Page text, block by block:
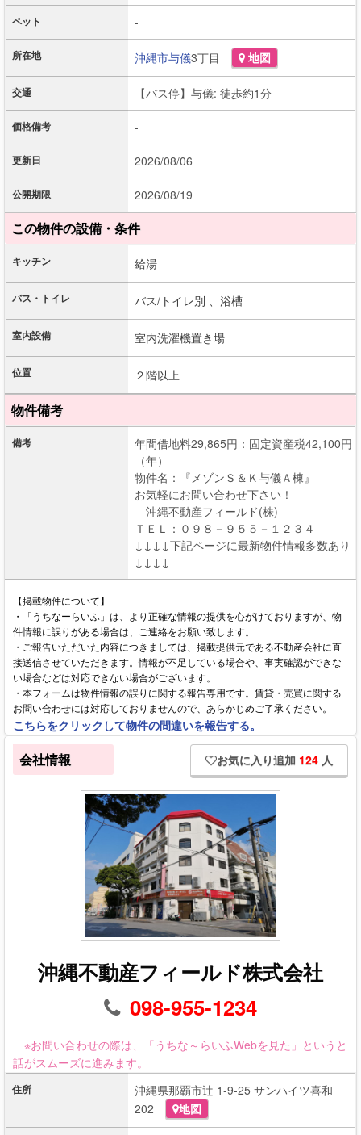
ペット -
所在地 沖縄市与儀3丁目 地図
交通 【バス停】与儀: 徒歩約1分
価格備考 -
更新日 2026/08/06
公開期限 2026/08/19
この物件の設備・条件
キッチン 給湯
バス・トイレ バス/トイレ別 、 浴槽
室内設備 室内洗濯機置き場
位置 ２階以上
物件備考
備考
年間借地料29,865円：固定資産税42,100円
（年）
物件名：『メゾンＳ＆Ｋ与儀Ａ棟』
お気軽にお問い合わせ下さい！
沖縄不動産フィールド(株)
ＴＥＬ：０９８－９５５－１２３４
↓↓↓↓下記ページに最新物件情報多数あり
↓↓↓↓
【掲載物件について】
・「うちなーらいふ」は、より正確な情報の提供を心がけておりますが、物
件情報に誤りがある場合は、ご連絡をお願い致します。
・ご報告いただいた内容につきましては、掲載提供元である不動産会社に直
接送信させていただきます。情報が不足している場合や、事実確認ができな
い場合などは対応できない場合がございます。
・本フォームは物件情報の誤りに関する報告専用です。賃貸・売買に関する
お問い合わせには対応しておりませんので、あらかじめご了承ください。
こちらをクリックして物件の間違いを報告する。
会社情報 お気に入り追加 124 人
沖縄不動産フィールド株式会社
098-955-1234
※お問い合わせの際は、「うちな～らいふWebを見た」というと
話がスムーズに進みます。
住所
沖縄県那覇市辻 1-9-25 サンハイツ喜和
202
地図